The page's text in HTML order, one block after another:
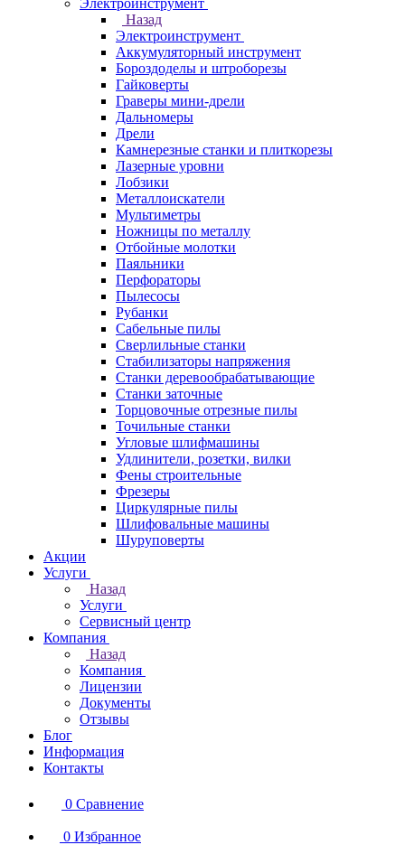
Электроинструмент
Назад
Электроинструмент
Аккумуляторный инструмент
Бороздоделы и штроборезы
Гайковерты
Граверы мини-дрели
Дальномеры
Дрели
Камнерезные станки и плиткорезы
Лазерные уровни
Лобзики
Металлоискатели
Мультиметры
Ножницы по металлу
Отбойные молотки
Паяльники
Перфораторы
Пылесосы
Рубанки
Сабельные пилы
Сверлильные станки
Стабилизаторы напряжения
Станки деревообрабатывающие
Станки заточные
Торцовочные отрезные пилы
Точильные станки
Угловые шлифмашины
Удлинители, розетки, вилки
Фены строительные
Фрезеры
Циркулярные пилы
Шлифовальные машины
Шуруповерты
Акции
Услуги
Назад
Услуги
Сервисный центр
Компания
Назад
Компания
Лицензии
Документы
Отзывы
Блог
Информация
Контакты
0 Сравнение
0 Избранное